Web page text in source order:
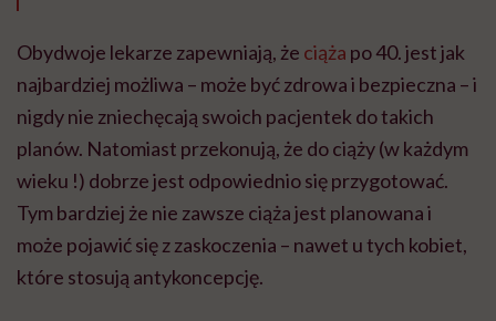
Obydwoje lekarze zapewniają, że ciąża po 40. jest jak
najbardziej możliwa – może być zdrowa i bezpieczna – i
nigdy nie zniechęcają swoich pacjentek do takich
planów. Natomiast przekonują, że do ciąży (w każdym
wieku !) dobrze jest odpowiednio się przygotować.
Tym bardziej że nie zawsze ciąża jest planowana i
może pojawić się z zaskoczenia – nawet u tych kobiet,
które stosują antykoncepcję.